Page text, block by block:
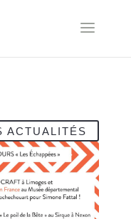
ACTUALITÉS